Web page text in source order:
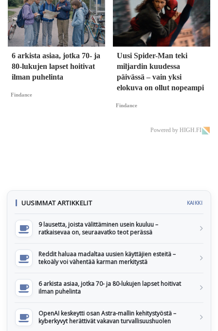
6 arkista asiaa, jotka 70- ja
80-lukujen lapset hoitivat
ilman puhelinta
Findance
Uusi Spider-Man teki
miljardin kuudessa
päivässä – vain yksi
elokuva on ollut nopeampi
Findance
Powered by HIGH.FI
UUSIMMAT ARTIKKELIT KAIKKI
9 lausetta, joista välittäminen usein kuuluu –
ratkaisevaa on, seuraavatko teot perässä
Reddit haluaa madaltaa uusien käyttäjien esteitä –
tekoäly voi vähentää karman merkitystä
6 arkista asiaa, jotka 70- ja 80-lukujen lapset hoitivat
ilman puhelinta
OpenAI keskeytti osan Astra-mallin kehitystyöstä –
kyberkyvyt herättivät vakavan turvallisuushuolen